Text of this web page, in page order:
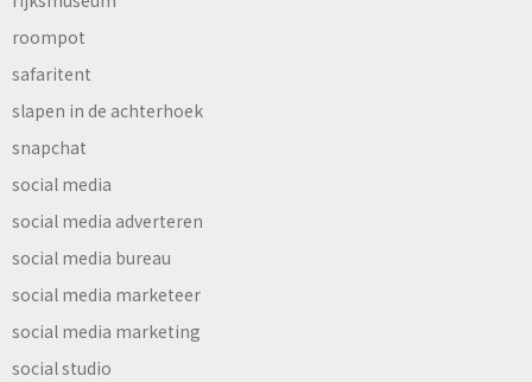
roompot
safaritent
slapen in de achterhoek
snapchat
social media
social media adverteren
social media bureau
social media marketeer
social media marketing
social studio